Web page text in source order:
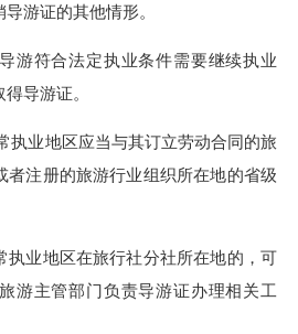
游证的其他情形。
符合法定执业条件需要继续执业
导游证。
业地区应当与其订立劳动合同的旅
者注册的旅游行业组织所在地的省级
业地区在旅行社分社所在地的，可
游主管部门负责导游证办理相关工